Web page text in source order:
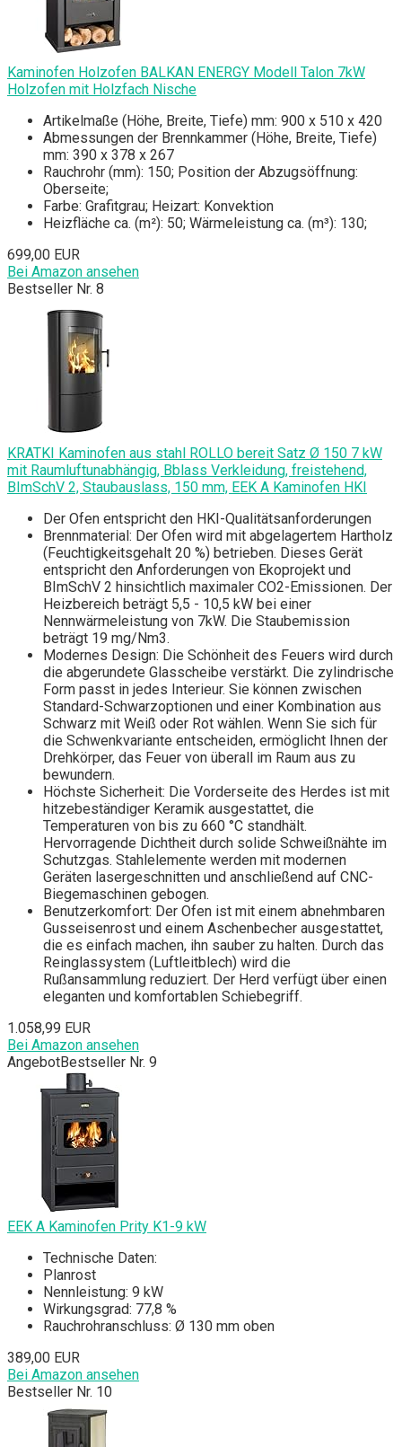
Kaminofen Holzofen BALKAN ENERGY Modell Talon 7kW
Holzofen mit Holzfach Nische
Artikelmaße (Höhe, Breite, Tiefe) mm: 900 x 510 x 420
Abmessungen der Brennkammer (Höhe, Breite, Tiefe)
mm: 390 x 378 x 267
Rauchrohr (mm): 150; Position der Abzugsöffnung:
Oberseite;
Farbe: Grafitgrau; Heizart: Konvektion
Heizfläche ca. (m²): 50; Wärmeleistung ca. (m³): 130;
699,00 EUR
Bei Amazon ansehen
Bestseller Nr. 8
KRATKI Kaminofen aus stahl ROLLO bereit Satz Ø 150 7 kW
mit Raumluftunabhängig, Bblass Verkleidung, freistehend,
BImSchV 2, Staubauslass, 150 mm, EEK A Kaminofen HKI
Der Ofen entspricht den HKI-Qualitätsanforderungen
Brennmaterial: Der Ofen wird mit abgelagertem Hartholz
(Feuchtigkeitsgehalt 20 %) betrieben. Dieses Gerät
entspricht den Anforderungen von Ekoprojekt und
BImSchV 2 hinsichtlich maximaler CO2-Emissionen. Der
Heizbereich beträgt 5,5 - 10,5 kW bei einer
Nennwärmeleistung von 7kW. Die Staubemission
beträgt 19 mg/Nm3.
Modernes Design: Die Schönheit des Feuers wird durch
die abgerundete Glasscheibe verstärkt. Die zylindrische
Form passt in jedes Interieur. Sie können zwischen
Standard-Schwarzoptionen und einer Kombination aus
Schwarz mit Weiß oder Rot wählen. Wenn Sie sich für
die Schwenkvariante entscheiden, ermöglicht Ihnen der
Drehkörper, das Feuer von überall im Raum aus zu
bewundern.
Höchste Sicherheit: Die Vorderseite des Herdes ist mit
hitzebeständiger Keramik ausgestattet, die
Temperaturen von bis zu 660 °C standhält.
Hervorragende Dichtheit durch solide Schweißnähte im
Schutzgas. Stahlelemente werden mit modernen
Geräten lasergeschnitten und anschließend auf CNC-
Biegemaschinen gebogen.
Benutzerkomfort: Der Ofen ist mit einem abnehmbaren
Gusseisenrost und einem Aschenbecher ausgestattet,
die es einfach machen, ihn sauber zu halten. Durch das
Reinglassystem (Luftleitblech) wird die
Rußansammlung reduziert. Der Herd verfügt über einen
eleganten und komfortablen Schiebegriff.
1.058,99 EUR
Bei Amazon ansehen
AngebotBestseller Nr. 9
EEK A Kaminofen Prity K1-9 kW
Technische Daten:
Planrost
Nennleistung: 9 kW
Wirkungsgrad: 77,8 %
Rauchrohranschluss: Ø 130 mm oben
389,00 EUR
Bei Amazon ansehen
Bestseller Nr. 10